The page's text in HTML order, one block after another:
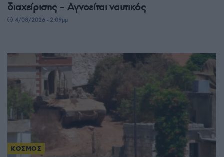
διαχείρισης – Αγνοείται ναυτικός
4/08/2026 - 2:09μμ
ΚΟΣΜΟΣ